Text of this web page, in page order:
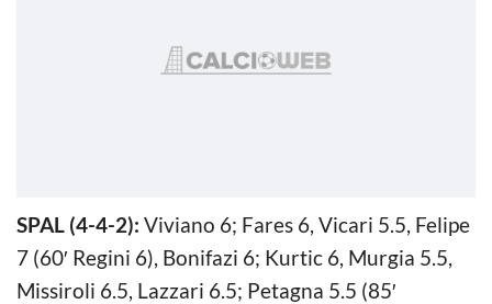
SPAL (4-4-2): Viviano 6; Fares 6, Vicari 5.5, Felipe
7 (60′ Regini 6), Bonifazi 6; Kurtic 6, Murgia 5.5,
Missiroli 6.5, Lazzari 6.5; Petagna 5.5 (85′